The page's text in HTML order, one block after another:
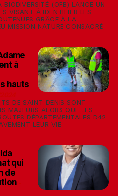
BIODIVERSITÉ (OFB) LANCE UN
VISANT À IDENTIFIER LES
GRÂCE À LA
MISSION NATURE CONSACRÉ
à
hauts
DE SAINT-DENIS SONT
MAJEURS ALORS QUE LES
DÉPARTEMENTALES D42
LEUR VIE
qui
de